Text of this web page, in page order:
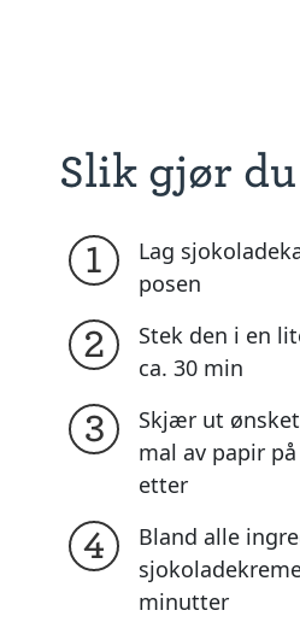
Slik gjør du
1
Lag
posen
2
Stek den i en
ca. 30 min
3
Skjær ut
mal av papir
etter
4
Bland alle
minutter